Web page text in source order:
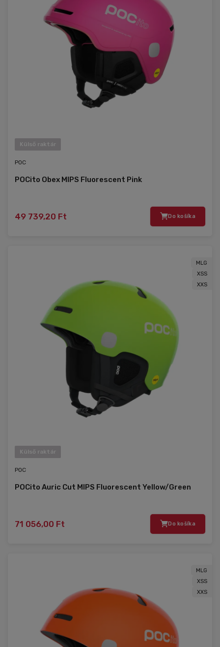
Külső raktár
POC
POCito Obex MIPS Fluorescent Pink
49 739,20 Ft Do košíka
MLG
XSS
XXS
Külső raktár
POC
POCito Auric Cut MIPS Fluorescent Yellow/Green
71 056,00 Ft Do košíka
MLG
XSS
XXS